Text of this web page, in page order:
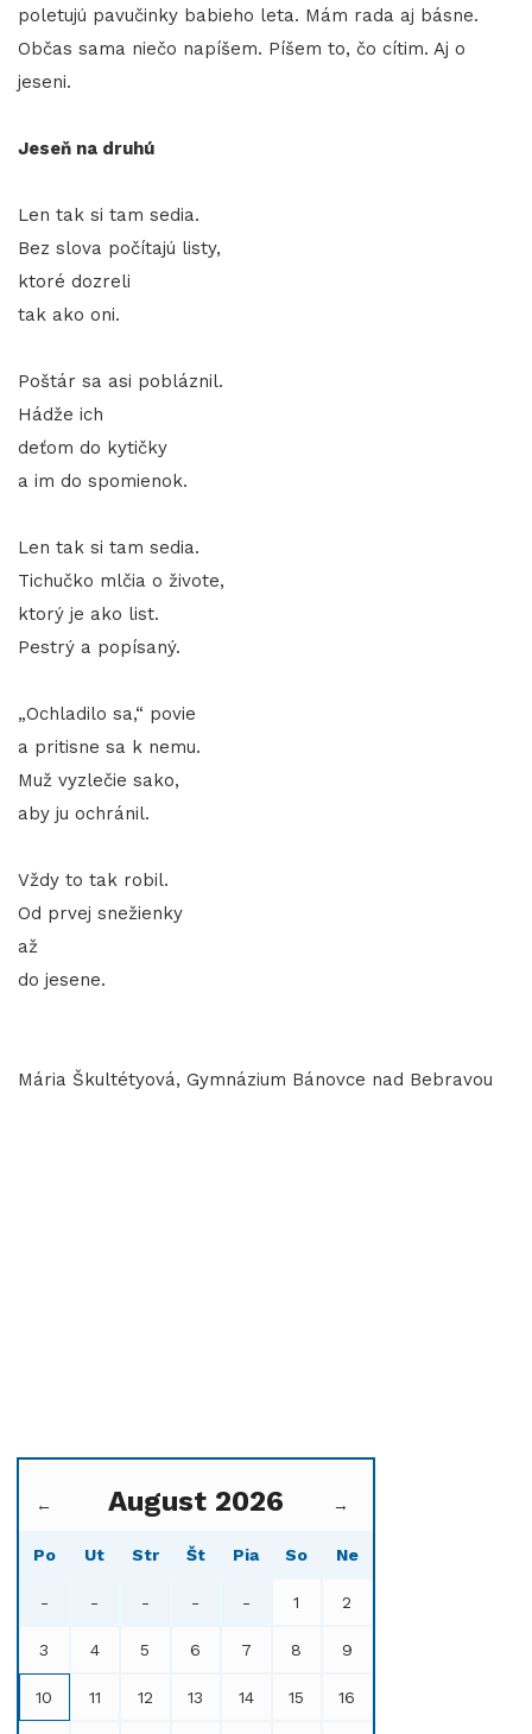
poletujú pavučinky babieho leta. Mám rada aj básne.
Občas sama niečo napíšem. Píšem to, čo cítim. Aj o
jeseni.
Jeseň na druhú
Len tak si tam sedia.
Bez slova počítajú listy,
ktoré dozreli
tak ako oni.
Poštár sa asi pobláznil.
Hádže ich
deťom do kytičky
a im do spomienok.
Len tak si tam sedia.
Tichučko mlčia o živote,
ktorý je ako list.
Pestrý a popísaný.
„Ochladilo sa,“ povie
a pritisne sa k nemu.
Muž vyzlečie sako,
aby ju ochránil.
Vždy to tak robil.
Od prvej snežienky
až
do jesene.
Mária Škultétyová, Gymnázium Bánovce nad Bebravou
← August 2026 →
Po Ut Str Št Pia So Ne
- - - - - 1 2
3 4 5 6 7 8 9
10 11 12 13 14 15 16